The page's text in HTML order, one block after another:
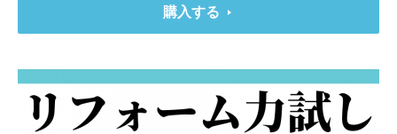
購入する